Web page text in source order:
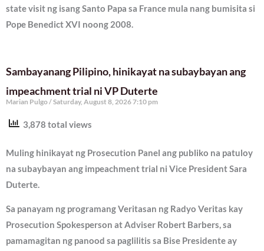
state visit ng isang Santo Papa sa France mula nang bumisita si
Pope Benedict XVI noong 2008.
Sambayanang Pilipino, hinikayat na subaybayan ang
impeachment trial ni VP Duterte
Marian Pulgo Saturday, August 8, 2026 7:10 pm
3,878 total views
Muling hinikayat ng Prosecution Panel ang publiko na patuloy
na subaybayan ang impeachment trial ni Vice President Sara
Duterte.
Sa panayam ng programang Veritasan ng Radyo Veritas kay
Prosecution Spokesperson at Adviser Robert Barbers, sa
pamamagitan ng panood sa paglilitis sa Bise Presidente ay